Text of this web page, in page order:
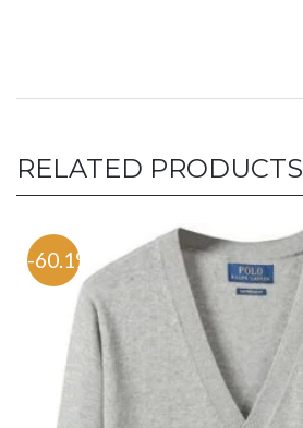
RELATED PRODUCTS
-60.1%